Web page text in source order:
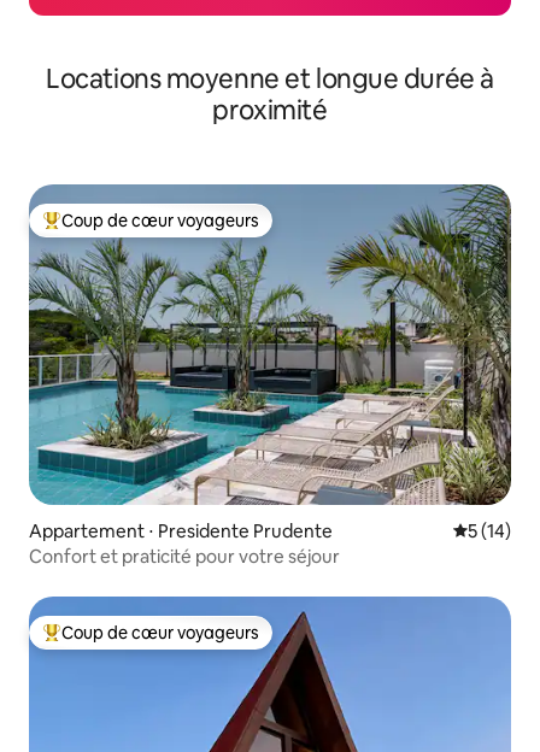
Locations moyenne et longue durée à
proximité
Coups de cœur voyageurs les plus appréciés
Coup de cœur voyageurs
Appartement ⋅ Presidente Prudente
5 (14)
Confort et praticité pour votre séjour
Coups de cœur voyageurs les plus appréciés
Coup de cœur voyageurs